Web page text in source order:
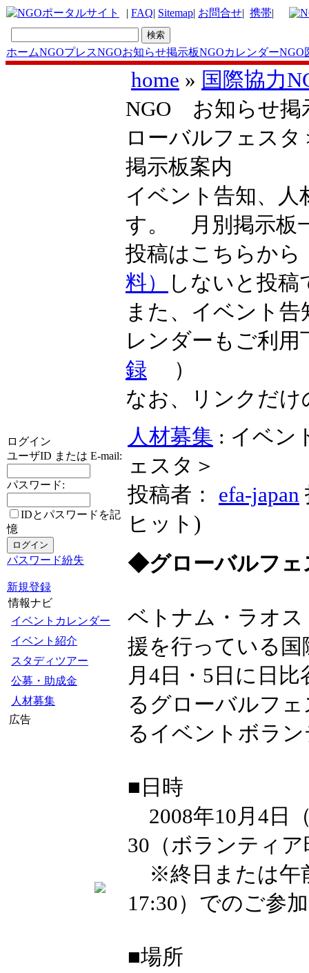
| FAQ| Sitemap| お問合せ| 携帯|
ホームNGOプレスNGOお知らせ掲示板NGOカレンダーNGO
ログイン
ユーザID または E-mail:
パスワード:
IDとパスワードを記
憶
パスワード紛失
新規登録
情報ナビ
イベントカレンダー
イベント紹介
スタディツアー
公募・助成金
人材募集
広告
home » 国際協力
NGO お知らせ掲
ローバルフェスタ
掲示板案内
イベント告知、人
す。 月別掲示
投稿はこちらか
料）
しないと投
また、イベント
レンダーもご利
録 ）
なお、リンクだ
人材募集 : イベン
ェスタ＞
投稿者： efa-japan
ヒット )
◆グローバルフェ
ベトナム・ラオ
援を行っている
月4日・5日に日
るグローバルフ
るイベントボラ
■日時
2008年10月4日
30（ボランティア
※終日または午
17:30）でのご参
■場所